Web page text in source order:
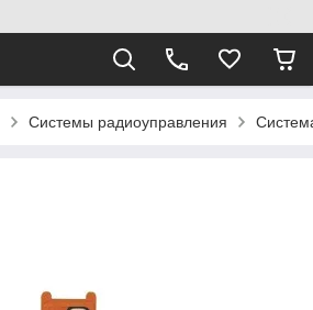
Системы радиоуправления